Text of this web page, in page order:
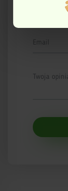
Więcej
Email
Twoja